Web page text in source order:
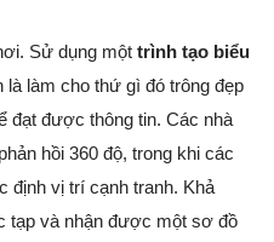
Sử dụng một trình tạo biểu
là làm cho thứ gì đó trông đẹp
đạt được thông tin. Các nhà
hồi 360 độ, trong khi các
định vị trí cạnh tranh. Khả
tạp và nhận được một sơ đồ